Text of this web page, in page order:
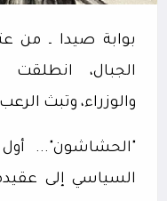
بوابة صيدا ـ من
الجبال،
والوزراء، وتبث
"الحشاشون"...
السياسي إلى